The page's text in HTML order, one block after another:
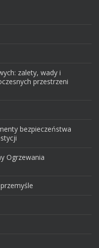
zalety, wady i
przestrzeni
bezpieczeństwa
Ogrzewania